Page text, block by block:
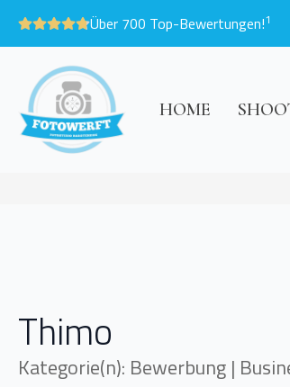
Über 700 Top-Bewertungen!1
HOME
Thimo
Kategorie(n): Bewerbung |